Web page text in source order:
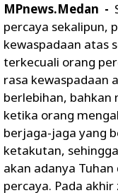
MPnews.Medan -
percaya sekalipun,
kewaspadaan atas
terkecuali orang
rasa kewaspadaan
berlebihan, bahkan
ketika orang
berjaga-jaga yang
ketakutan,
akan adanya
percaya. Pada